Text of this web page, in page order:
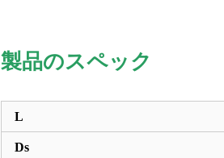
製品のスペック
L
Ds